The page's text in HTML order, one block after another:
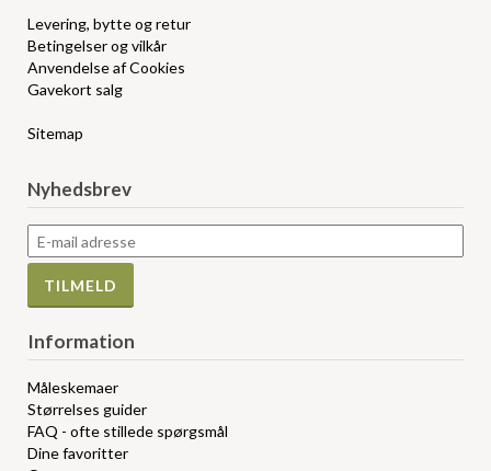
Levering, bytte og retur
Betingelser og vilkår
Anvendelse af Cookies
Gavekort salg
Sitemap
Nyhedsbrev
Information
Måleskemaer
Størrelses guider
FAQ - ofte stillede spørgsmål
Dine favoritter